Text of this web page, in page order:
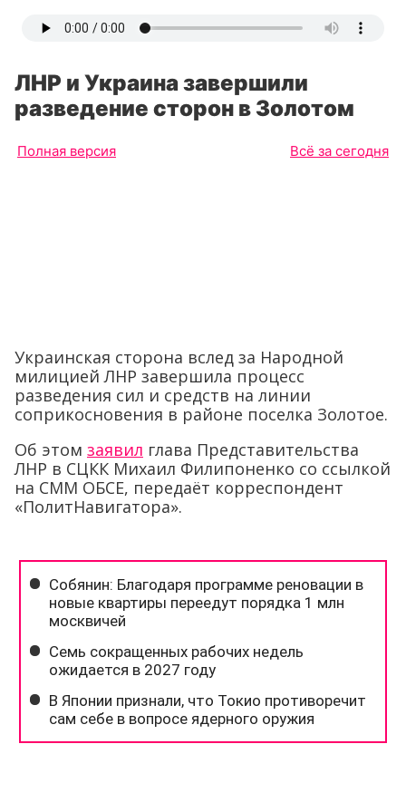
ЛНР и Украина завершили
разведение сторон в Золотом
Полная версия Всё за сегодня
Украинская сторона вслед за Народной
милицией ЛНР завершила процесс
разведения сил и средств на линии
соприкосновения в районе поселка Золотое.
Об этом заявил глава Представительства
ЛНР в СЦКК Михаил Филипоненко со ссылкой
на СММ ОБСЕ, передаёт корреспондент
«ПолитНавигатора».